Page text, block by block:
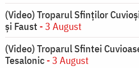
(Video) Troparul Sfinților
și Faust - 3 August
(Video) Troparul Sfintei
Tesalonic- 3 August